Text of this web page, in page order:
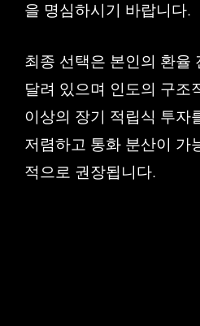
을 명심하시기 바랍니다.
최종 선택은 본인의 환율
달려 있으며 인도의 구조
이상의 장기 적립식 투자
저렴하고 통화 분산이 가
적으로 권장됩니다.